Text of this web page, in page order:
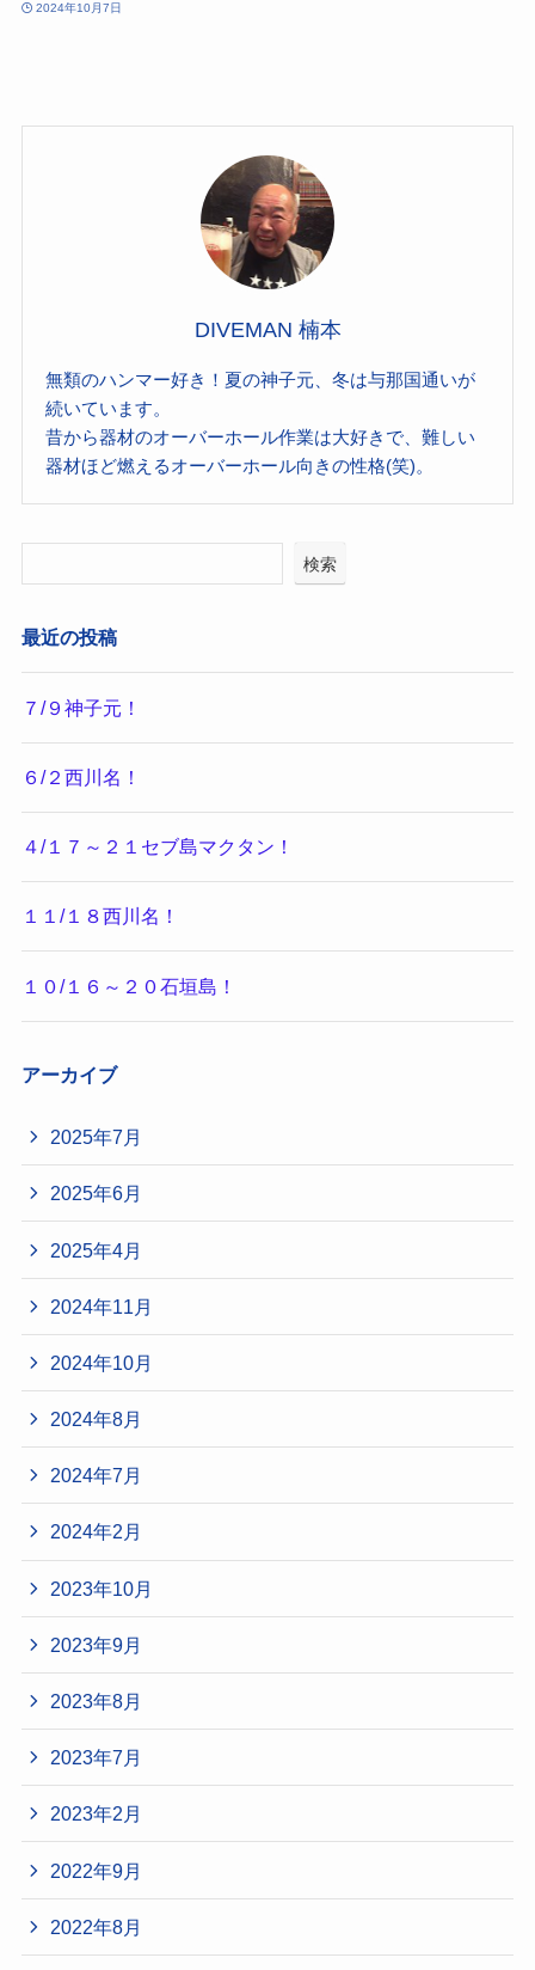
2024年10月7日
DIVEMAN 楠本
無類のハンマー好き！夏の神子元、冬は与那国通いが
続いています。
昔から器材のオーバーホール作業は大好きで、難しい
器材ほど燃えるオーバーホール向きの性格(笑)。
検索
最近の投稿
７/９神子元！
６/２西川名！
４/１７～２１セブ島マクタン！
１１/１８西川名！
１０/１６～２０石垣島！
アーカイブ
2025年7月
2025年6月
2025年4月
2024年11月
2024年10月
2024年8月
2024年7月
2024年2月
2023年10月
2023年9月
2023年8月
2023年7月
2023年2月
2022年9月
2022年8月